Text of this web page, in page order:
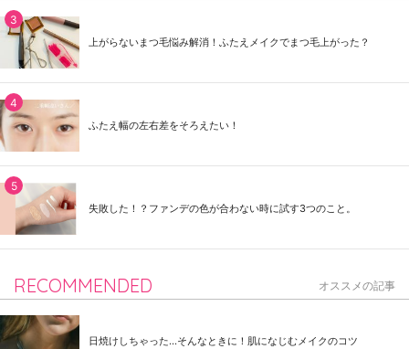
上がらないまつ毛悩み解消！ふたえメイクでまつ毛上がった？
ふたえ幅の左右差をそろえたい！
失敗した！？ファンデの色が合わない時に試す3つのこと。
RECOMMENDED オススメの記事
日焼けしちゃった...そんなときに！肌になじむメイクのコツ